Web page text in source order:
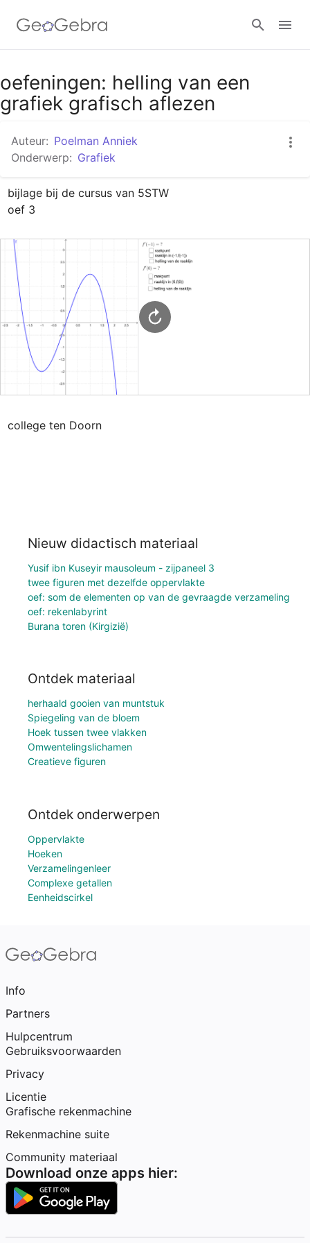
Google Classroom
oefeningen: helling van een
grafiek grafisch aflezen
Auteur: Poelman Anniek
Onderwerp: Grafiek
bijlage bij de cursus van 5STW
oef 3
college ten Doorn
Nieuw didactisch materiaal
Yusif ibn Kuseyir mausoleum - zijpaneel 3
twee figuren met dezelfde oppervlakte
oef: som de elementen op van de gevraagde verzameling
oef: rekenlabyrint
Burana toren (Kirgizië)
Ontdek materiaal
herhaald gooien van muntstuk
Spiegeling van de bloem
Hoek tussen twee vlakken
Omwentelingslichamen
Creatieve figuren
Ontdek onderwerpen
Oppervlakte
Hoeken
Verzamelingenleer
Complexe getallen
Eenheidscirkel
Info
Partners
Hulpcentrum
Gebruiksvoorwaarden
Privacy
Licentie
Grafische rekenmachine
Rekenmachine suite
Community materiaal
Download onze apps hier: